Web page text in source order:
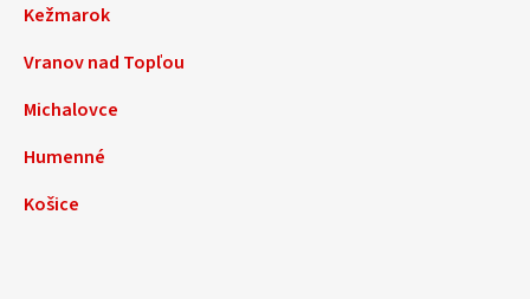
Kežmarok
Vranov nad Topľou
Michalovce
Humenné
Košice